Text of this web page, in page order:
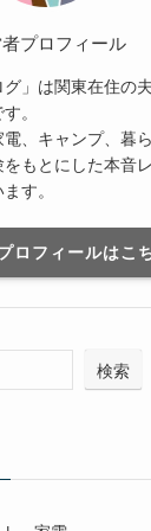
プロフィール
グ」は関東在住の
。
、キャンプ、暮
もとにした本音
す。
ロフィールはこ
検索